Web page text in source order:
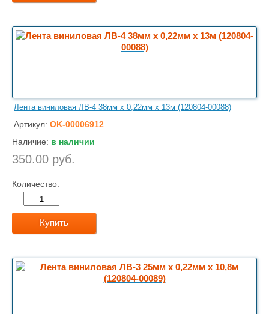
Лента виниловая ЛВ-4 38мм х 0,22мм х 13м (120804-00088)
Артикул: OK-00006912
Наличие: в наличии
350.00 руб.
Количество:
Купить